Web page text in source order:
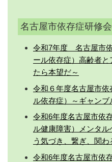
名古屋市依存症研修会
令和7年度 名古屋市
ール依存症）高齢者
たら本望だ～
令和６年度名古屋市
ル依存症）～ギャン
令和6年度名古屋市依
ル健康障害）メンタ
う気づき、繋ぎ、関わ
令和6年度名古屋市依